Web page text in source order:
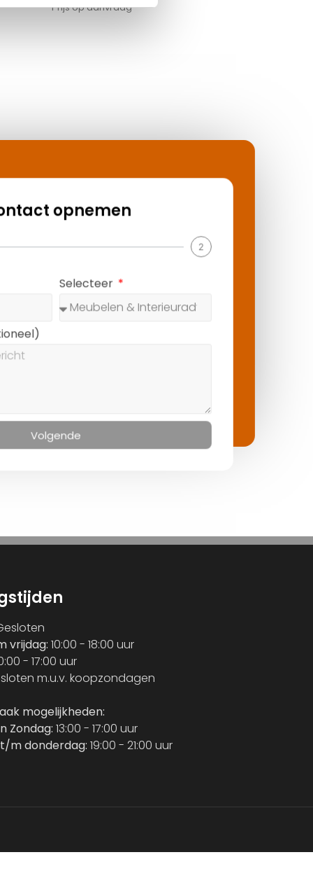
Prijs op aanvraag
2
vrijdag: 10:00 - 18:00 uur
- 17:00 uur
m.u.v. koopzondagen
mogelijkheden:
Zondag: 13:00 - 17:00 uur
m donderdag: 19:00 - 21:00 uur